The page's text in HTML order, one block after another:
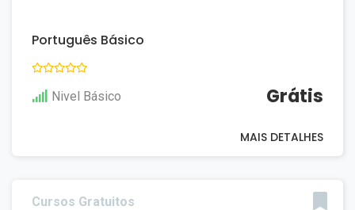
Português Básico
Nivel Básico Grátis
MAIS DETALHES
Cursos Gratuitos